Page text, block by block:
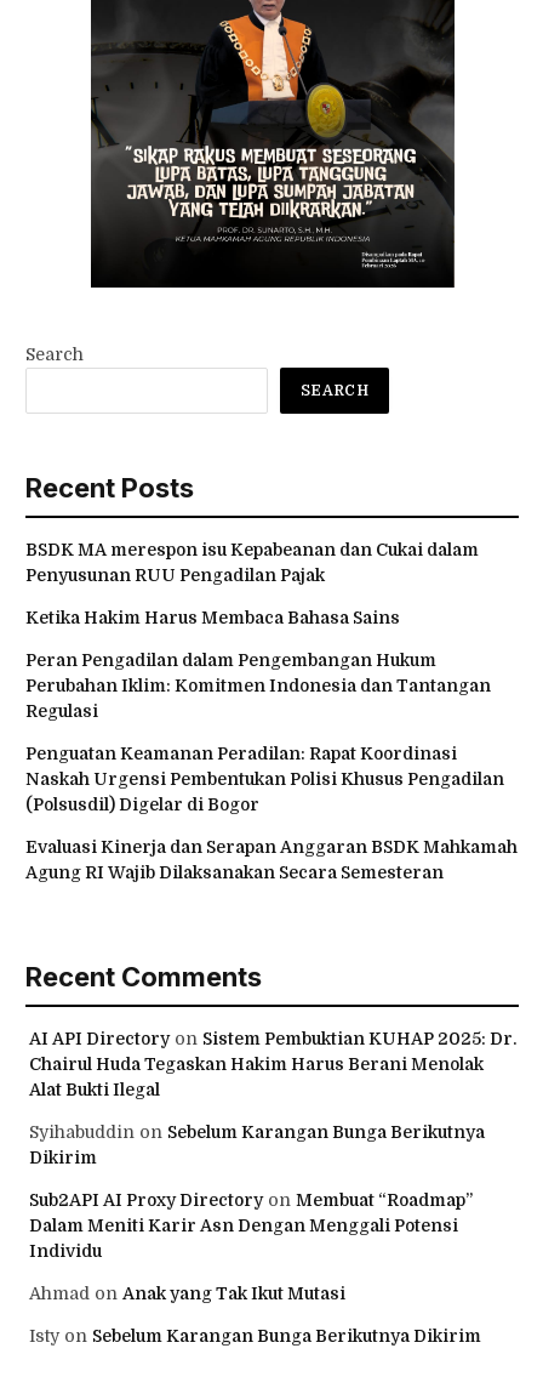
Search
SEARCH
Recent Posts
BSDK MA merespon isu Kepabeanan dan Cukai dalam
Penyusunan RUU Pengadilan Pajak
Ketika Hakim Harus Membaca Bahasa Sains
Peran Pengadilan dalam Pengembangan Hukum
Perubahan Iklim: Komitmen Indonesia dan Tantangan
Regulasi
Penguatan Keamanan Peradilan: Rapat Koordinasi
Naskah Urgensi Pembentukan Polisi Khusus Pengadilan
(Polsusdil) Digelar di Bogor
Evaluasi Kinerja dan Serapan Anggaran BSDK Mahkamah
Agung RI Wajib Dilaksanakan Secara Semesteran
Recent Comments
AI API Directoryon Sistem Pembuktian KUHAP 2025: Dr.
Chairul Huda Tegaskan Hakim Harus Berani Menolak
Alat Bukti Ilegal
Syihabuddin on Sebelum Karangan Bunga Berikutnya
Dikirim
Sub2API AI Proxy Directoryon Membuat “Roadmap”
Dalam Meniti Karir Asn Dengan Menggali Potensi
Individu
Ahmad on Anak yang Tak Ikut Mutasi
Istyon Sebelum Karangan Bunga Berikutnya Dikirim